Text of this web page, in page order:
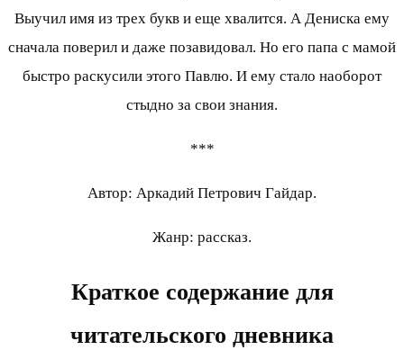
Выучил имя из трех букв и еще хвалится. А Дениска ему
сначала поверил и даже позавидовал. Но его папа с мамой
быстро раскусили этого Павлю. И ему стало наоборот
стыдно за свои знания.
***
Автор: Аркадий Петрович Гайдар.
Жанр: рассказ.
Краткое содержание для
читательского дневника